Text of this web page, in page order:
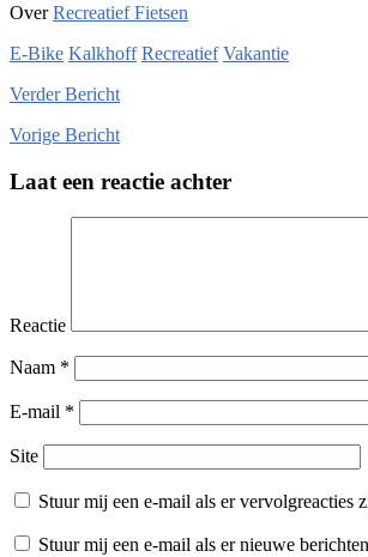
OverRecreatief Fietsen
E-Bike Kalkhoff Recreatief Vakantie
VerderBericht
Vorige Bericht
Laat een reactie achter
Reactie
Naam *
E-mail *
Site
Stuur mij een e-mail als er vervolgreacties
Stuur mij een e-mail als er nieuwe